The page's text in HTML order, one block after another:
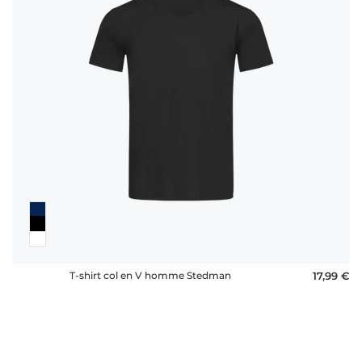
T-shirt col en V homme Stedman 17,99 €